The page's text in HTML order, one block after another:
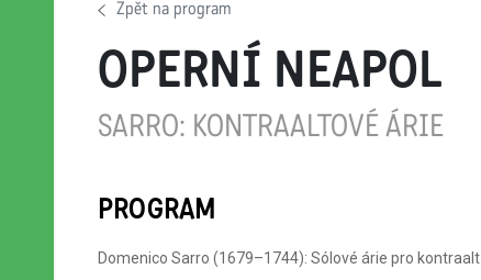
Zpět na program
OPERNÍ NEAPOL
SARRO: KONTRAALTOVÉ ÁRIE
PROGRAM
Domenico Sarro (1679–1744): Sólové árie pro kontraalt